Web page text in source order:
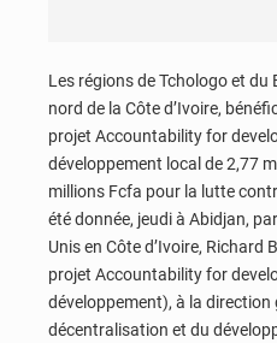
Les régions de Tchologo et du
nord de la Côte d’Ivoire,
projet Accountability for
développement local de 2,77
millions Fcfa pour la lutte
été donnée, jeudi à Abidjan,
Unis en Côte d’Ivoire, Richard
projet Accountability for
développement), à la direction
décentralisation et du